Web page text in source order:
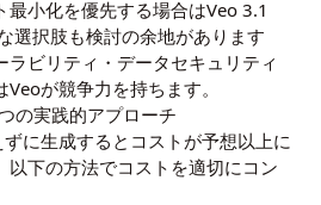
小化を優先する場合はVeo 3.1
選択肢も検討の余地があります
ラビリティ・データセキュリティ
が競争力を持ちます。
の実践的アプローチ
に生成するとコストが予想以上に
以下の方法でコストを適切にコン